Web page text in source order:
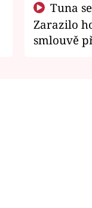
Zarazilo
smlouvě